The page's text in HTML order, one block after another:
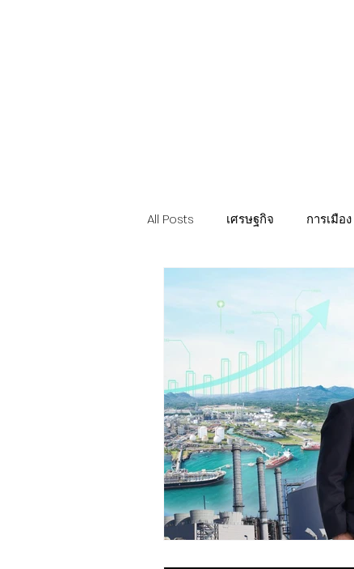
All Posts เศรษฐกิจ การเมือง
การค้า อุตสาหกรรม เกษตร
ชุมชน ท้องถิ่น การเงิน ประกัน
ช้อปปิ้ง Online ของดีชุมชน
Insight Creative :CSR